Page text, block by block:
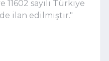
11602 sayılı Türkiye
ilan edilmiştir."